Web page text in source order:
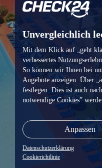
Unvergleichlich
Mit dem Klick auf „geht
verbessertes
So können wir Ihnen bei
Angebote anzeigen. Über
festlegen. Dies ist auch
notwendige Cookies”
Anpassen
Datenschutzerklärung
Cookierichtlinie